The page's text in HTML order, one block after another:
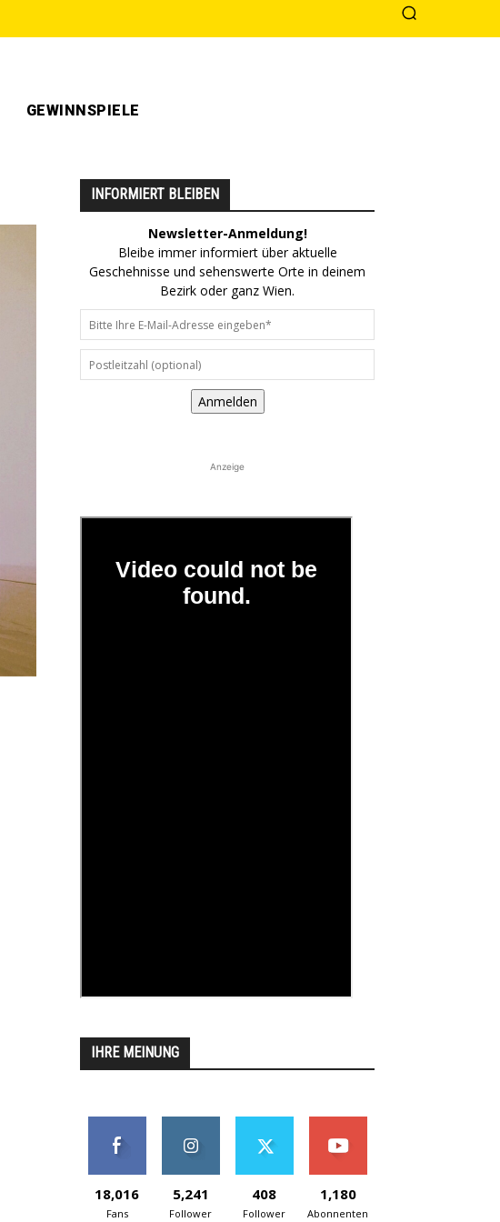
GEWINNSPIELE
INFORMIERT BLEIBEN
Newsletter-Anmeldung!
Bleibe immer informiert über aktuelle
Geschehnisse und sehenswerte Orte in deinem
Bezirk oder ganz Wien.
Anmelden
Anzeige
IHRE MEINUNG
18,016
Fans
5,241
Follower
408
Follower
1,180
Abonnenten